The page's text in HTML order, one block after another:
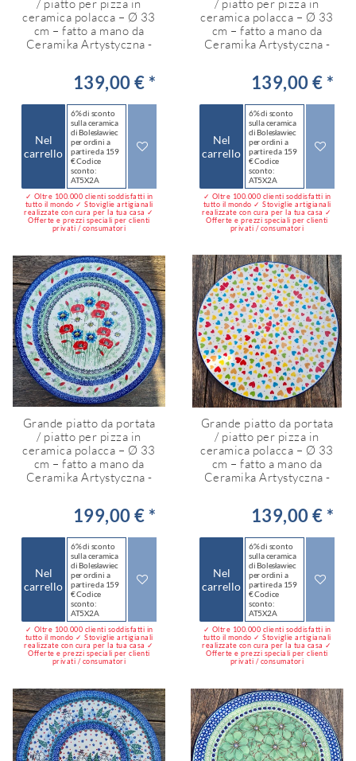
/ piatto per pizza in
ceramica polacca – Ø 33
cm – fatto a mano da
Ceramika Artystyczna -
139,00 € *
Nel
carrello
6% di sconto
sulla ceramica
di Bolesławiec
per ordini a
partire da 159
€ Codice
sconto:
AT5X2A
✓ Oltre 100.000 clienti soddisfatti in
tutto il mondo ✓ Stoviglie artigianali
realizzate con cura per la tua casa ✓
Offerte e prezzi speciali per clienti
privati / consumatori
/ piatto per pizza in
ceramica polacca – Ø 33
cm – fatto a mano da
Ceramika Artystyczna -
139,00 € *
Nel
carrello
6% di sconto
sulla ceramica
di Bolesławiec
per ordini a
partire da 159
€ Codice
sconto:
AT5X2A
✓ Oltre 100.000 clienti soddisfatti in
tutto il mondo ✓ Stoviglie artigianali
realizzate con cura per la tua casa ✓
Offerte e prezzi speciali per clienti
privati / consumatori
Grande piatto da portata
/ piatto per pizza in
ceramica polacca – Ø 33
cm – fatto a mano da
Ceramika Artystyczna -
199,00 € *
Nel
carrello
6% di sconto
sulla ceramica
di Bolesławiec
per ordini a
partire da 159
€ Codice
sconto:
AT5X2A
✓ Oltre 100.000 clienti soddisfatti in
tutto il mondo ✓ Stoviglie artigianali
realizzate con cura per la tua casa ✓
Offerte e prezzi speciali per clienti
privati / consumatori
Grande piatto da portata
/ piatto per pizza in
ceramica polacca – Ø 33
cm – fatto a mano da
Ceramika Artystyczna -
139,00 € *
Nel
carrello
6% di sconto
sulla ceramica
di Bolesławiec
per ordini a
partire da 159
€ Codice
sconto:
AT5X2A
✓ Oltre 100.000 clienti soddisfatti in
tutto il mondo ✓ Stoviglie artigianali
realizzate con cura per la tua casa ✓
Offerte e prezzi speciali per clienti
privati / consumatori